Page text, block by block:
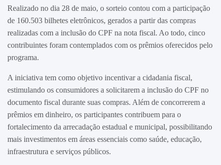
Realizado no dia 28 de maio, o sorteio contou com a participação
de 160.503 bilhetes eletrônicos, gerados a partir das compras
realizadas com a inclusão do CPF na nota fiscal. Ao todo, cinco
contribuintes foram contemplados com os prêmios oferecidos pelo
programa.
A iniciativa tem como objetivo incentivar a cidadania fiscal,
estimulando os consumidores a solicitarem a inclusão do CPF no
documento fiscal durante suas compras. Além de concorrerem a
prêmios em dinheiro, os participantes contribuem para o
fortalecimento da arrecadação estadual e municipal, possibilitando
mais investimentos em áreas essenciais como saúde, educação,
infraestrutura e serviços públicos.